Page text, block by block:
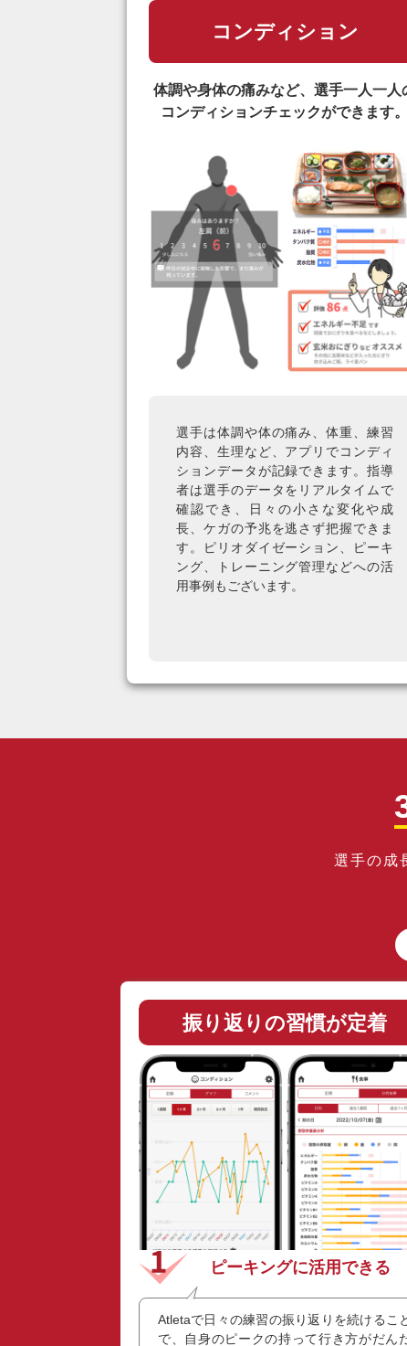
コンディション
体調や身体の痛みなど、選手一人一人
コンディションチェックができます。
選手は体調や体の痛み、体重、練習
内容、生理など、アプリでコンディ
ションデータが記録できます。指導
者は選手のデータをリアルタイムで
確認でき、日々の小さな変化や成
長、ケガの予兆を逃さず把握できま
す。ピリオダイゼーション、ピーキ
ング、トレーニング管理などへの活
用事例もございます。
選手の成
振り返りの習慣が定着
ピーキングに活用できる
Atletaで日々の練習の振り返りを続けるこ
で、自身のピークの持って行き方がだん